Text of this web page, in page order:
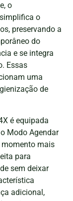
o
o
preservando a
do
e se integra
Essas
uma
de
é equipada
Modo Agendar
momento mais
para
sem deixar
adicional,